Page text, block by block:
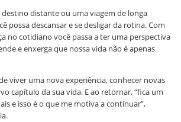
destino distante ou uma viagem de longa
possa descansar e se desligar da rotina. Com
no cotidiano você passa a ter uma perspectiva
e enxerga que nossa vida não é apenas
viver uma nova experiência, conhecer novas
capítulo da sua vida. E ao retornar, “fica um
e isso é o que me motiva a continuar”,